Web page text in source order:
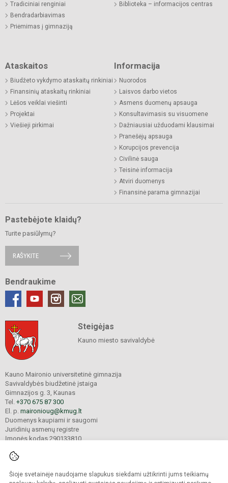
Šioje svetainėje naudojame slapukus siekdami užtikrinti jums teikiamų
Tradiciniai renginiai
Bendradarbiavimas
Priėmimas į gimnaziją
Biblioteka – informacijos centras
Ataskaitos
Biudžeto vykdymo ataskaitų rinkiniai
Finansinių ataskaitų rinkiniai
Lėšos veiklai viešinti
Projektai
Viešieji pirkimai
Informacija
Nuorodos
Laisvos darbo vietos
Asmens duomenų apsauga
Konsultavimasis su visuomene
Dažniausiai užduodami klausimai
Pranešėjų apsauga
Korupcijos prevencija
Civilinė sauga
Teisinė informacija
Atviri duomenys
Finansinė parama gimnazijai
Pastebėjote klaidų?
Turite pasiūlymų?
RAŠYKITE
Bendraukime
Steigėjas
Kauno miesto savivaldybė
Kauno Maironio universitetinė gimnazija
Savivaldybės biudžetinė įstaiga
Gimnazijos g. 3, Kaunas
Tel. +370 675 87 300
El. p. maironioug@kmug.lt
Duomenys kaupiami ir saugomi
Juridinių asmenų registre
Įmonės kodas 290133810
© 2025. Kauno Maironio universitetinė gimnazija. Visos teisės saugomos.